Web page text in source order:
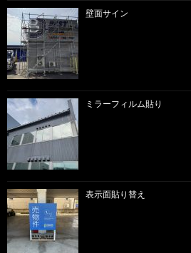
壁面サイン
ミラーフィルム貼り
表示面貼り替え